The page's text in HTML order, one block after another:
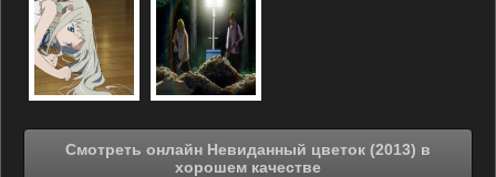
Смотреть онлайн Невиданный цветок (2013) в
хорошем качестве